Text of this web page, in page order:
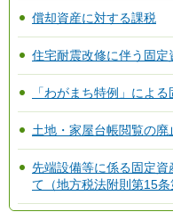
償却資産に対する課税
住宅耐震改修に伴う固
「わがまち特例」によ
土地・家屋台帳閲覧の廃
先端設備等に係る固定
て（地方税法附則第15